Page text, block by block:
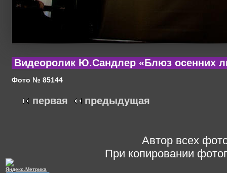
Видеоролик Ю.Сандлер «Блюз осенних
Фото № 85144
первая предыдущая
Автор всех
При копировании